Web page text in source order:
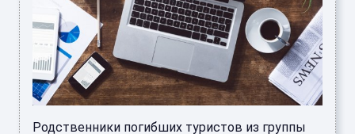
Родственники погибших туристов из группы